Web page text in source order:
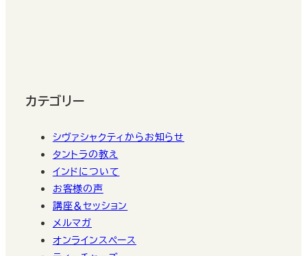
カテゴリー
シヴァシャクティからお知らせ
タントラの教え
インドについて
お客様の声
講座＆セッション
メルマガ
オンラインスペース